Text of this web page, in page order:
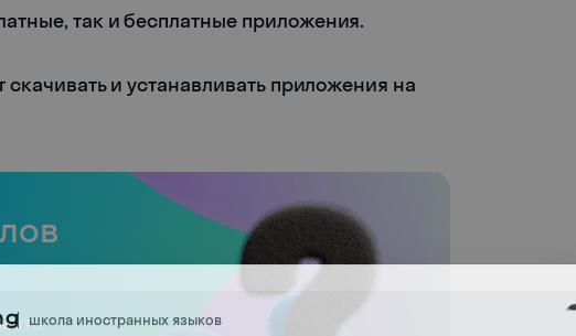
так и бесплатные приложения.
скачивать и устанавливать приложения на
школа иностранных языков